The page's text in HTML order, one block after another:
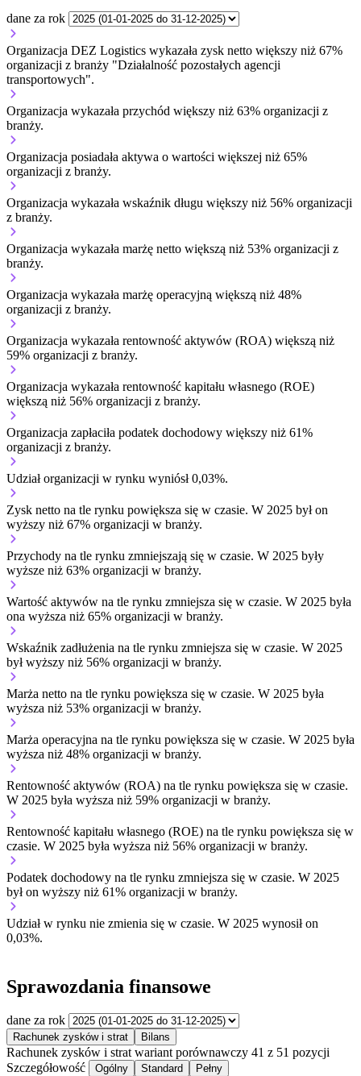
dane za rok
Organizacja DEZ Logistics wykazała zysk netto większy niż 67%
organizacji z branży "Działalność pozostałych agencji
transportowych".
Organizacja wykazała przychód większy niż 63% organizacji z
branży.
Organizacja posiadała aktywa o wartości większej niż 65%
organizacji z branży.
Organizacja wykazała wskaźnik długu większy niż 56% organizacji
z branży.
Organizacja wykazała marżę netto większą niż 53% organizacji z
branży.
Organizacja wykazała marżę operacyjną większą niż 48%
organizacji z branży.
Organizacja wykazała rentowność aktywów (ROA) większą niż
59% organizacji z branży.
Organizacja wykazała rentowność kapitału własnego (ROE)
większą niż 56% organizacji z branży.
Organizacja zapłaciła podatek dochodowy większy niż 61%
organizacji z branży.
Udział organizacji w rynku wyniósł 0,03%.
Zysk netto na tle rynku powiększa się w czasie. W 2025 był on
wyższy niż 67% organizacji w branży.
Przychody na tle rynku zmniejszają się w czasie. W 2025 były
wyższe niż 63% organizacji w branży.
Wartość aktywów na tle rynku zmniejsza się w czasie. W 2025 była
ona wyższa niż 65% organizacji w branży.
Wskaźnik zadłużenia na tle rynku zmniejsza się w czasie. W 2025
był wyższy niż 56% organizacji w branży.
Marża netto na tle rynku powiększa się w czasie. W 2025 była
wyższa niż 53% organizacji w branży.
Marża operacyjna na tle rynku powiększa się w czasie. W 2025 była
wyższa niż 48% organizacji w branży.
Rentowność aktywów (ROA) na tle rynku powiększa się w czasie.
W 2025 była wyższa niż 59% organizacji w branży.
Rentowność kapitału własnego (ROE) na tle rynku powiększa się w
czasie. W 2025 była wyższa niż 56% organizacji w branży.
Podatek dochodowy na tle rynku zmniejsza się w czasie. W 2025
był on wyższy niż 61% organizacji w branży.
Udział w rynku nie zmienia się w czasie. W 2025 wynosił on
0,03%.
Sprawozdania finansowe
dane za rok
Rachunek zysków i strat Bilans
Rachunek zysków i strat wariant porównawczy 41 z 51 pozycji
Szczegółowość
Ogólny Standard Pełny